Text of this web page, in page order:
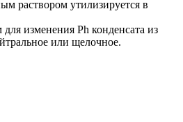
раствором утилизируется в
изменения Ph конденсата из
или щелочное.